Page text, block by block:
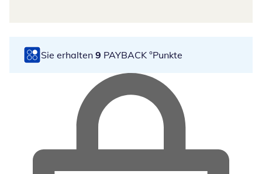
Sie erhalten 9 PAYBACK °Punkte